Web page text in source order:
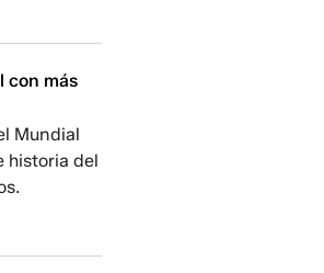
con más
Mundial
historia del